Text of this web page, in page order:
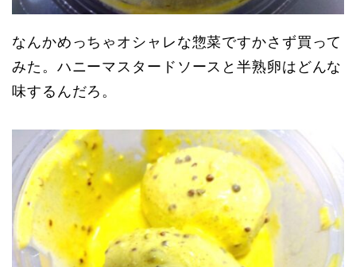
なんかめっちゃオシャレな惣菜ですかさず買って
みた。ハニーマスタードソースと半熟卵はどんな
味するんだろ。